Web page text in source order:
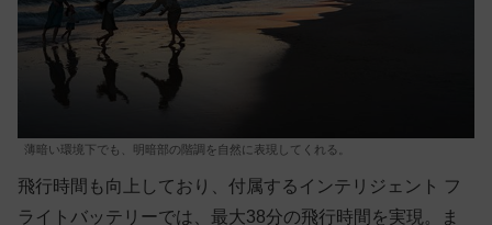
薄暗い環境下でも、明暗部の階調を自然に表現してくれる。
飛行時間も向上しており、付属するインテリジェント フ
ライトバッテリーでは、最大38分の飛行時間を実現。ま